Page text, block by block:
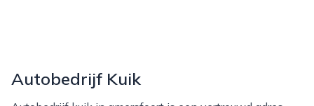
Autobedrijf Kuik